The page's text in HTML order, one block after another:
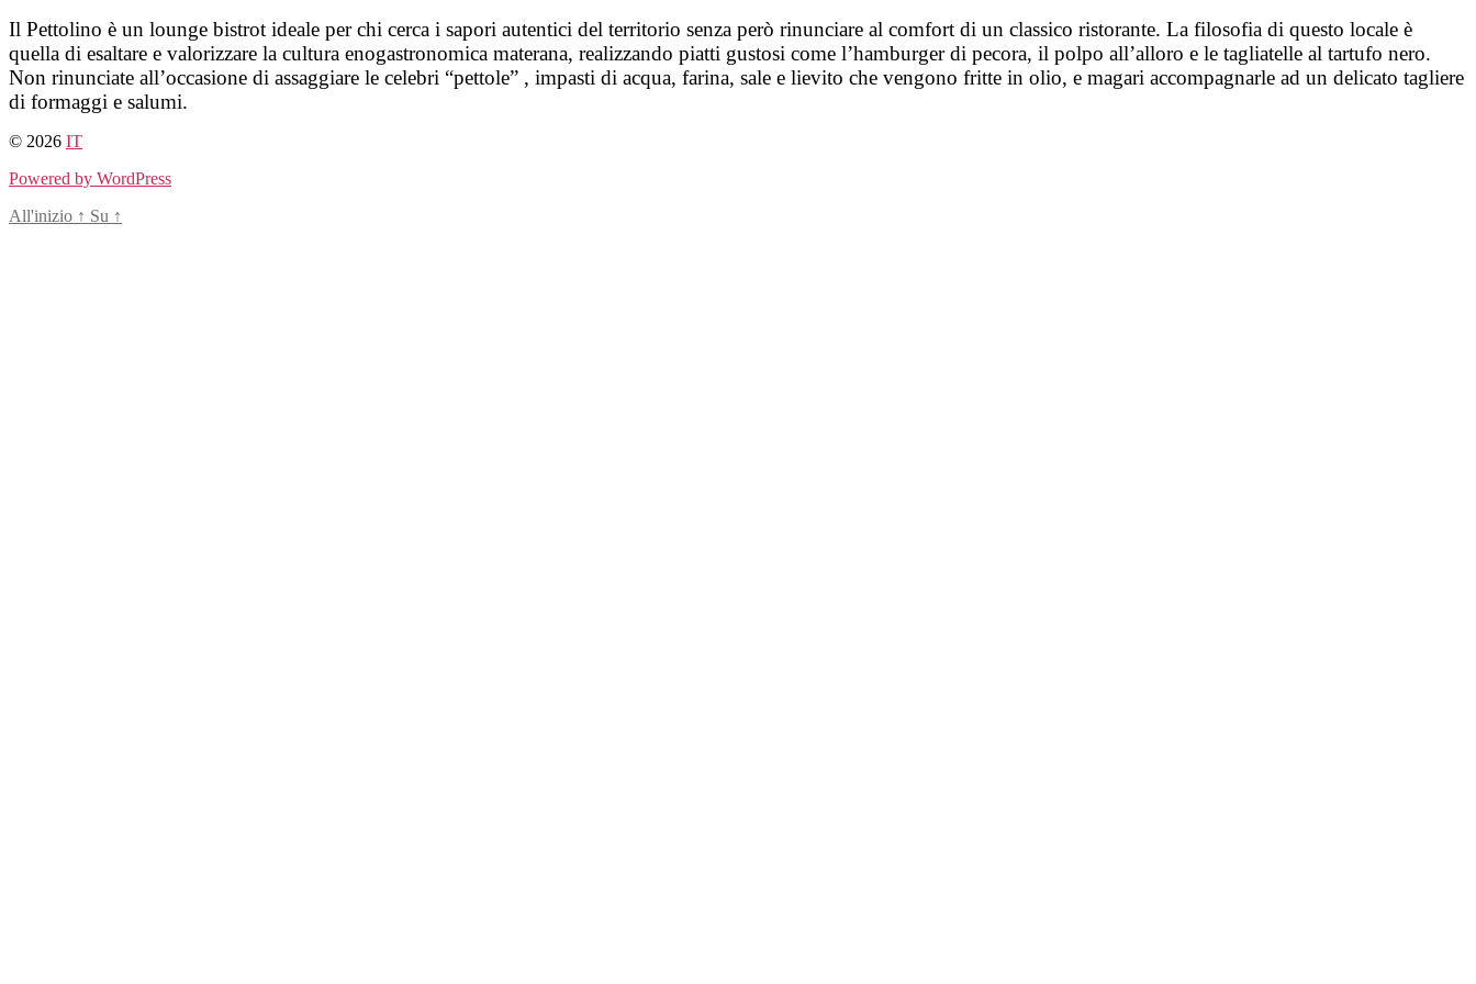
Salta
al
contenuto
Il Pettolino è un lounge bistrot ideale per chi cerca i sapori autentici del territorio senza però rinunciare al comfort di un classico ristorante. La filosofia di questo locale è
quella di esaltare e valorizzare la cultura enogastronomica materana, realizzando piatti gustosi come l’hamburger di pecora, il polpo all’alloro e le tagliatelle al tartufo nero.
Non rinunciate all’occasione di assaggiare le celebri “pettole” , impasti di acqua, farina, sale e lievito che vengono fritte in olio, e magari accompagnarle ad un delicato tagliere
di formaggi e salumi.
© 2026 IT
Powered by WordPress
All'inizio ↑ Su ↑